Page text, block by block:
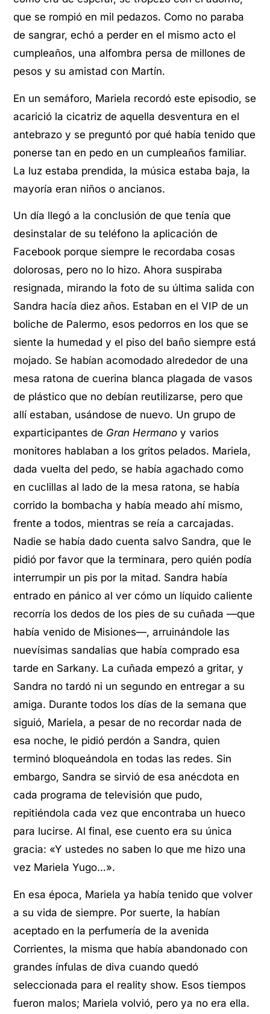
que se rompió en mil pedazos. Como no paraba
de sangrar, echó a perder en el mismo acto el
cumpleaños, una alfombra persa de millones de
pesos y su amistad con Martín.
En un semáforo, Mariela recordó este episodio, se
acarició la cicatriz de aquella desventura en el
antebrazo y se preguntó por qué había tenido que
ponerse tan en pedo en un cumpleaños familiar.
La luz estaba prendida, la música estaba baja, la
mayoría eran niños o ancianos.
Un día llegó a la conclusión de que tenía que
desinstalar de su teléfono la aplicación de
Facebook porque siempre le recordaba cosas
dolorosas, pero no lo hizo. Ahora suspiraba
resignada, mirando la foto de su última salida con
Sandra hacía diez años. Estaban en el VIP de un
boliche de Palermo, esos pedorros en los que se
siente la humedad y el piso del baño siempre está
mojado. Se habían acomodado alrededor de una
mesa ratona de cuerina blanca plagada de vasos
de plástico que no debían reutilizarse, pero que
allí estaban, usándose de nuevo. Un grupo de
exparticipantes de Gran Hermano y varios
monitores hablaban a los gritos pelados. Mariela,
dada vuelta del pedo, se había agachado como
en cuclillas al lado de la mesa ratona, se había
corrido la bombacha y había meado ahí mismo,
frente a todos, mientras se reía a carcajadas.
Nadie se había dado cuenta salvo Sandra, que le
pidió por favor que la terminara, pero quién podía
interrumpir un pis por la mitad. Sandra había
entrado en pánico al ver cómo un líquido caliente
recorría los dedos de los pies de su cuñada —que
había venido de Misiones—, arruinándole las
nuevísimas sandalias que había comprado esa
tarde en Sarkany. La cuñada empezó a gritar, y
Sandra no tardó ni un segundo en entregar a su
amiga. Durante todos los días de la semana que
siguió, Mariela, a pesar de no recordar nada de
esa noche, le pidió perdón a Sandra, quien
terminó bloqueándola en todas las redes. Sin
embargo, Sandra se sirvió de esa anécdota en
cada programa de televisión que pudo,
repitiéndola cada vez que encontraba un hueco
para lucirse. Al final, ese cuento era su única
gracia: «Y ustedes no saben lo que me hizo una
vez Mariela Yugo…».
En esa época, Mariela ya había tenido que volver
a su vida de siempre. Por suerte, la habían
aceptado en la perfumería de la avenida
Corrientes, la misma que había abandonado con
grandes ínfulas de diva cuando quedó
seleccionada para el reality show. Esos tiempos
fueron malos; Mariela volvió, pero ya no era ella.